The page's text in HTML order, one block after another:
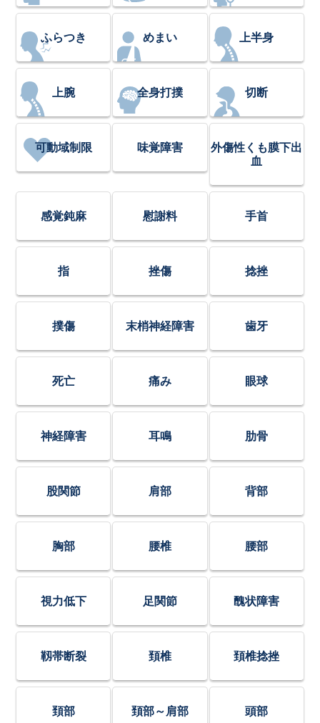
ふらつき めまい 上半身
上腕 全身打撲 切断
可動域制限 味覚障害
外傷性くも膜下出
血
感覚鈍麻 慰謝料 手首
指 挫傷 捻挫
撲傷 末梢神経障害 歯牙
死亡 痛み 眼球
神経障害 耳鳴 肋骨
股関節 肩部 背部
胸部 腰椎 腰部
視力低下 足関節 醜状障害
靱帯断裂 頚椎 頚椎捻挫
頚部 頚部～肩部 頭部